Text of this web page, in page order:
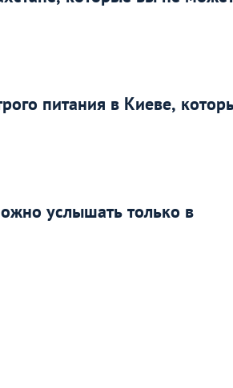
питания в Киеве,
услышать только в